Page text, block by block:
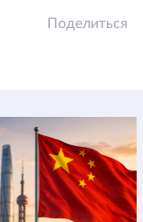
Поделиться